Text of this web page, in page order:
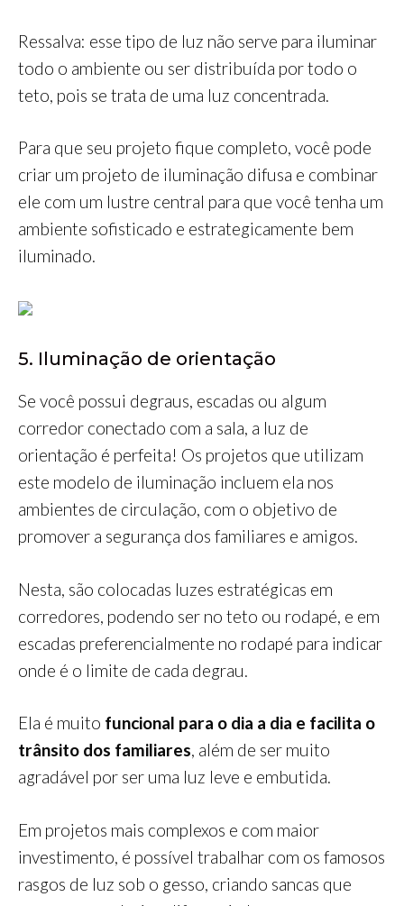
Ressalva: esse tipo de luz não serve para iluminar
todo o ambiente ou ser distribuída por todo o
teto, pois se trata de uma luz concentrada.
Para que seu projeto fique completo, você pode
criar um projeto de iluminação difusa e combinar
ele com um lustre central para que você tenha um
ambiente sofisticado e estrategicamente bem
iluminado.
5. Iluminação de orientação
Se você possui degraus, escadas ou algum
corredor conectado com a sala, a luz de
orientação é perfeita! Os projetos que utilizam
este modelo de iluminação incluem ela nos
ambientes de circulação, com o objetivo de
promover a segurança dos familiares e amigos.
Nesta, são colocadas luzes estratégicas em
corredores, podendo ser no teto ou rodapé, e em
escadas preferencialmente no rodapé para indicar
onde é o limite de cada degrau.
Ela é muito funcional para o dia a dia e facilita o
trânsito dos familiares, além de ser muito
agradável por ser uma luz leve e embutida.
Em projetos mais complexos e com maior
investimento, é possível trabalhar com os famosos
rasgos de luz sob o gesso, criando sancas que